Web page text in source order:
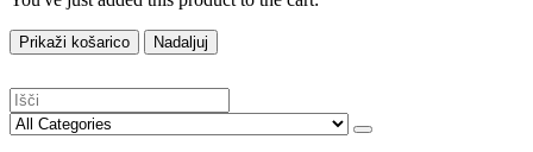
Prikaži košarico Nadaljuj